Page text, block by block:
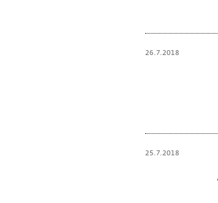
26.7.2018
25.7.2018